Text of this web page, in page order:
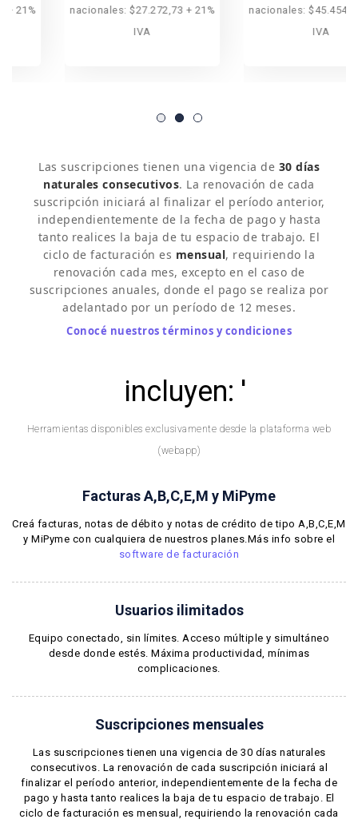
nacionales: $27.272,73 + 21%
nacionales: $45.454,55 + 21%
Las suscripciones tienen una vigencia de 30 días
naturales consecutivos. La renovación de cada
suscripción iniciará al finalizar el período anterior,
independientemente de la fecha de pago y hasta
tanto realices la baja de tu espacio de trabajo. El
ciclo de facturación es mensual, requiriendo la
renovación cada mes, excepto en el caso de
suscripciones anuales, donde el pago se realiza por
adelantado por un período de 12 meses.
Conocé nuestros términos y condiciones
incluyen:
Herramientas disponibles exclusivamente desde la plataforma web
(webapp)
Facturas A,B,C,E,M y MiPyme
Creá facturas, notas de débito y notas de crédito de tipo A,B,C,E,M
y MiPyme con cualquiera de nuestros planes.Más info sobre el
software de facturación
Usuarios ilimitados
Equipo conectado, sin límites. Acceso múltiple y simultáneo
desde donde estés. Máxima productividad, mínimas
complicaciones.
Suscripciones mensuales
Las suscripciones tienen una vigencia de 30 días naturales
consecutivos. La renovación de cada suscripción iniciará al
finalizar el período anterior, independientemente de la fecha de
pago y hasta tanto realices la baja de tu espacio de trabajo. El
ciclo de facturación es mensual, requiriendo la renovación cada